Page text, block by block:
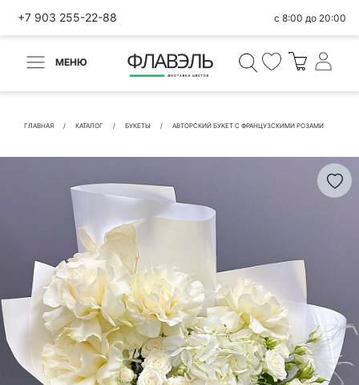
+7 903 255-22-88 с 8:00 до 20:00
МЕНЮ
ГЛАВНАЯ КАТАЛОГ БУКЕТЫ АВТОРСКИЙ БУКЕТ С ФРАНЦУЗСКИМИ РОЗАМИ
ВЕРНУТЬСЯ
Быстрая покупка
КОНТАКТНЫЕ ДАННЫЕ
БЫСТРАЯ ПОКУПКА